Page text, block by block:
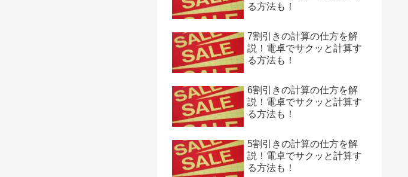
る方法も！
7割引きの計算の仕方を解
説！電卓でサクッと計算す
る方法も！
6割引きの計算の仕方を解
説！電卓でサクッと計算す
る方法も！
5割引きの計算の仕方を解
説！電卓でサクッと計算す
る方法も！